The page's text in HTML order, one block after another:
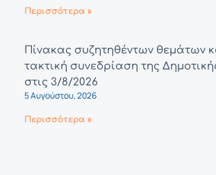
Περισσότερα »
Πίνακας συζητηθέντων θεμάτων
τακτική συνεδρίαση της
στις 3/8/2026
5 Αυγούστου, 2026
Περισσότερα »